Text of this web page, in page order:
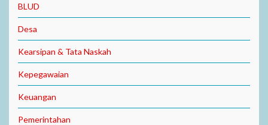
BLUD
Desa
Kearsipan & Tata Naskah
Kepegawaian
Keuangan
Pemerintahan